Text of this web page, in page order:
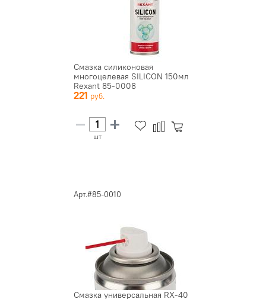
Смазка силиконовая
многоцелевая SILICON 150мл
Rexant 85-0008
221
шт
Арт.#85-0010
Смазка универсальная RX-40